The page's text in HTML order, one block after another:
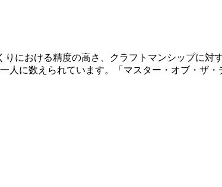
りにおける精度の高さ、クラフトマンシップに
人に数えられています。「マスター・オブ・ザ